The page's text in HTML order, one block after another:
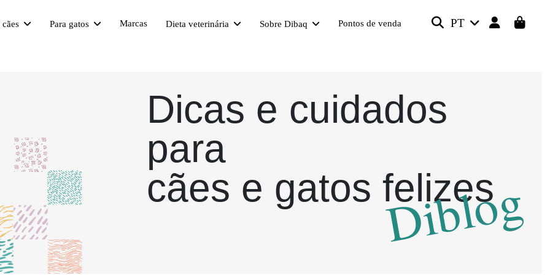
cães Para gatos Marcas Dieta veterinária Sobre Dibaq Pontos de venda PT
Dicas e cuidados
para
cães e gatos felizes
Diblog